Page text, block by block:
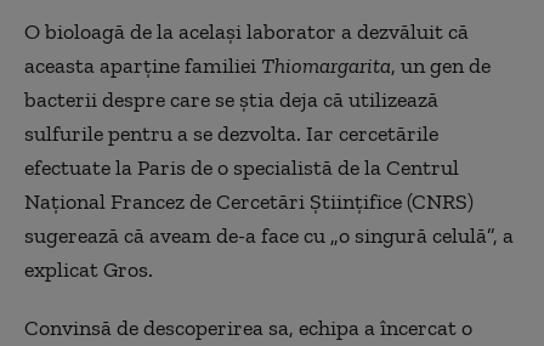
O bioloagă de la acelaşi laborator a dezvăluit că
aceasta aparţine familiei Thiomargarita, un gen de
bacterii despre care se ştia deja că utilizează
sulfurile pentru a se dezvolta. Iar cercetările
efectuate la Paris de o specialistă de la Centrul
Naţional Francez de Cercetări Ştiinţifice (CNRS)
sugerează că aveam de-a face cu „o singură celulă”, a
explicat Gros.
Convinsă de descoperirea sa, echipa a încercat o